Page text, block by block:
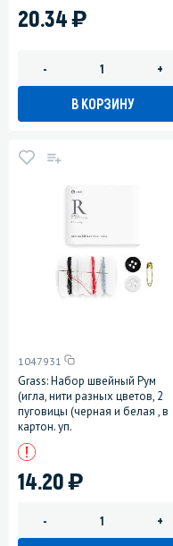
20.34)
- +
В КОРЗИНУ
1047931
Grass: Набор швейный Рум
(игла, нити разных цветов, 2
пуговицы (черная и белая , в
картон. уп.
14.20)
- +